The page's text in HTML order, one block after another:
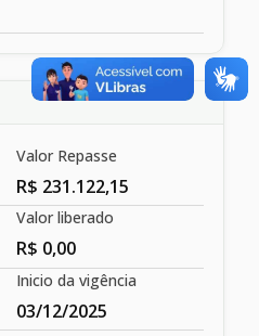
Valor Repasse
R$ 231.122,15
Valor liberado
R$ 0,00
Inicio da vigência
03/12/2025